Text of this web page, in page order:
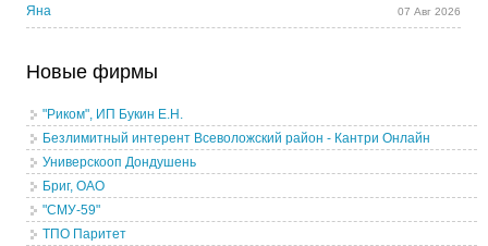
Яна
07 Авг 2026
Новые фирмы
"Риком", ИП Букин Е.Н.
Безлимитный интерент Всеволожский район - Кантри Онлайн
Универскооп Дондушень
Бриг, ОАО
"СМУ-59"
ТПО Паритет